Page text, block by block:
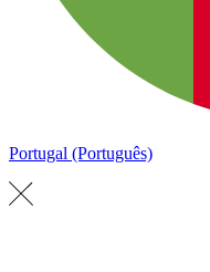
Portugal (Português)